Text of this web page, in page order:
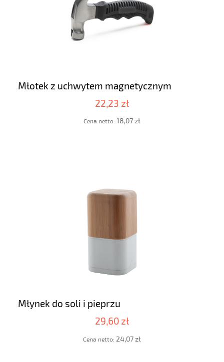
Młotek z uchwytem magnetycznym
22,23 zł
Cena netto: 18,07 zł
Młynek do soli i pieprzu
29,60 zł
Cena netto: 24,07 zł